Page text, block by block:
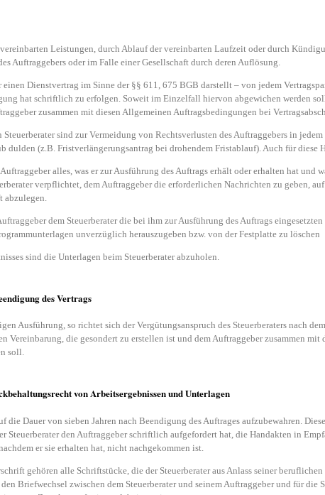
Leistungen, durch Ablauf der vereinbarten Laufzeit oder durch
Auftraggebers oder im Falle einer Gesellschaft durch deren Auflösung.
einen Dienstvertrag im Sinne der §§ 611, 675 BGB darstellt – von jedem
hat schriftlich zu erfolgen. Soweit im Einzelfall hiervon abgewichen werden
zusammen mit diesen Allgemeinen Auftragsbedingungen bei
sind zur Vermeidung von Rechtsverlusten des Auftraggebers in
dulden (z.B. Fristverlängerungsantrag bei drohendem Fristablauf). Auch für diese
alles, was er zur Ausführung des Auftrags erhält oder erhalten hat und
verpflichtet, dem Auftraggeber die erforderlichen Nachrichten zu geben,
dem Steuerberater die bei ihm zur Ausführung des Auftrags
unverzüglich herauszugeben bzw. von der Festplatte zu löschen
sind die Unterlagen beim Steuerberater abzuholen.
des Vertrags
Ausführung, so richtet sich der Vergütungsanspruch des Steuerberaters nach
Vereinbarung, die gesondert zu erstellen ist und dem Auftraggeber zusammen
soll.
von Arbeitsergebnissen und Unterlagen
die Dauer von sieben Jahren nach Beendigung des Auftrages aufzubewahren.
Steuerberater den Auftraggeber schriftlich aufgefordert hat, die Handakten in
er sie erhalten hat, nicht nachgekommen ist.
gehören alle Schriftstücke, die der Steuerberater aus Anlass seiner
Briefwechsel zwischen dem Steuerberater und seinem Auftraggeber und für die